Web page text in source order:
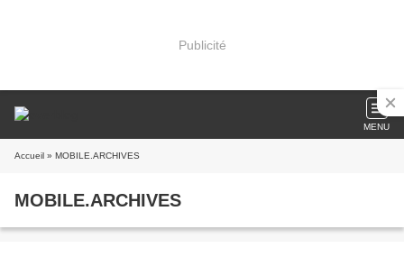
Publicité
MENU
Accueil » MOBILE.ARCHIVES
MOBILE.ARCHIVES